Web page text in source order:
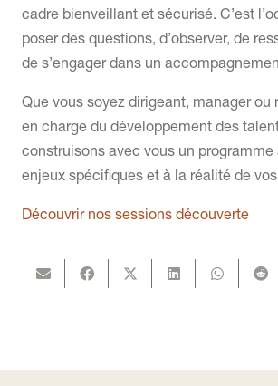
cadre bienveillant et sécurisé. C’est
poser des questions, d’observer, de
de s’engager dans un
Que vous soyez dirigeant, manager ou
en charge du développement des
construisons avec vous un programme
enjeux spécifiques et à la réalité de
Découvrir nos sessions découverte